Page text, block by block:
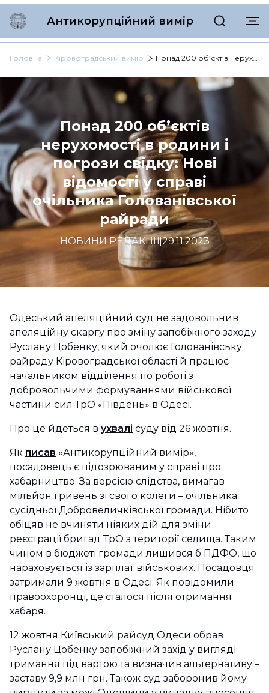
Антикорупційний вимір
Головна Кіровоградський вимір Понад 200 об’єктів нерухомості в родини і погрози свідку: Нові відомості у справі очільника Голованівської райради
Понад 200 об’єктів
нерухомості в родини і
погрози свідку: Нові
відомості у справі
очільника Голованівської
райради
НОВИНИ РЕДАКЦІЇ|29.11.2023
Одеський апеляційний суд не задовольнив
апеляційну скаргу про зміну запобіжного заходу
Руслану Цобенку, який очолює Голованівську
райраду Кіровоградської області й працює
начальником відділення по роботі з
добровольчими формуваннями військової
частини сил ТрО «Південь» в Одесі.
Про це йдеться в ухвалі суду від 26 жовтня.
Як писав «Антикорупційний вимір»,
посадовець є підозрюваним у справі про
хабарництво. За версією слідства, вимагав
мільйон гривень зі свого колеги – очільника
сусідньої Добровеличківської громади. Нібито
обіцяв не вчиняти ніяких дій для зміни
реєстрації бригад ТрО з території селища. Таким
чином в бюджеті громади лишився б ПДФО, що
нараховується із зарплат військових. Посадовця
затримали 9 жовтня в Одесі. Як повідомили
правоохоронці, це сталося після отримання
хабаря.
12 жовтня Київський райсуд Одеси обрав
Руслану Цобенку запобіжний захід у вигляді
тримання під вартою та визначив альтернативу –
заставу 9,9 млн грн. Також суд заборонив йому